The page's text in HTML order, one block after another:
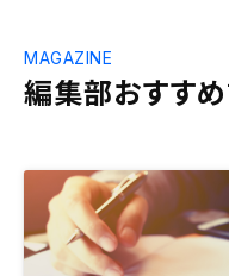
編集部おすす
MAGAZINE